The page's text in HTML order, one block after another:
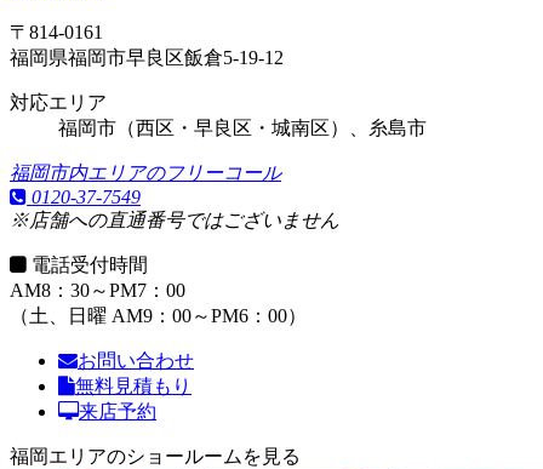
〒814-0161
福岡県福岡市早良区飯倉5-19-12
対応エリア
福岡市（西区・早良区・城南区）、糸島市
福岡市内エリアのフリーコール
0120-37-7549
※店舗への直通番号ではございません
電話受付時間
AM8：30～PM7：00
（土、日曜 AM9：00～PM6：00）
お問い合わせ
無料見積もり
来店予約
福岡エリアのショールームを見る